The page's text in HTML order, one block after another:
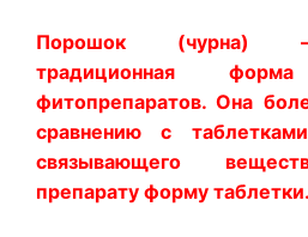
Порошок (чурна) –
традиционная форма
фитопрепаратов. Она
сравнению с
связывающего
препарату форму таблетки.